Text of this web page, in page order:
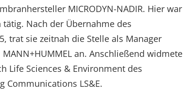
MICRODYN-NADIR. Hier war
Nach der Übernahme des
trat sie zeitnah die Stelle als Manager
an. Anschließend widmete
Life Sciences & Environment des
Communications LS&E.